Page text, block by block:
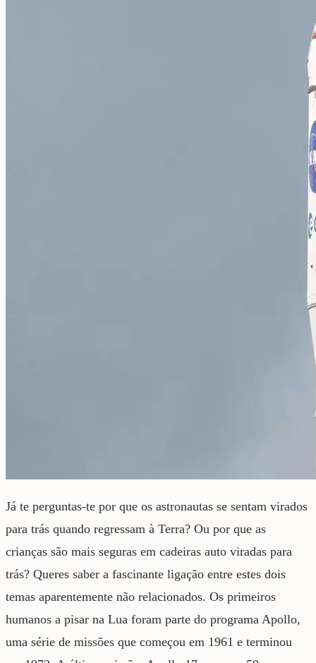
Já te perguntas-te por que os astronautas se sentam virados
para trás quando regressam à Terra? Ou por que as
crianças são mais seguras em cadeiras auto viradas para
trás? Queres saber a fascinante ligação entre estes dois
temas aparentemente não relacionados. Os primeiros
humanos a pisar na Lua foram parte do programa Apollo,
uma série de missões que começou em 1961 e terminou